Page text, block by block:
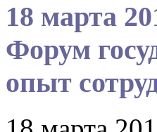
18 марта
Форум
опыт